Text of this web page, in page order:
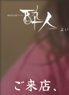
ご来店